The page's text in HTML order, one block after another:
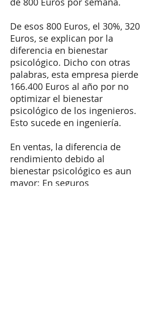
​De esos 800 Euros, el 30%, 320
Euros, se explican por la
diferencia en bienestar
psicológico. Dicho con otras
palabras, esta empresa pierde
166.400 Euros al año por no
optimizar el bienestar
psicológico de los ingenieros.
Esto sucede en ingeniería.
​En ventas, la diferencia de
rendimiento debido al
bienestar psicológico es aun
mayor: En seguros